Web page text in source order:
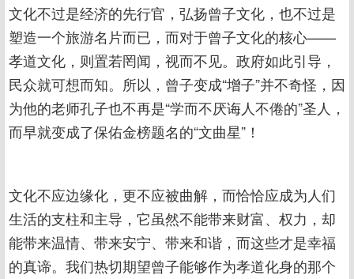
文化不过是经济的先行官，弘扬曾子文化，也不过是
塑造一个旅游名片而已，而对于曾子文化的核心——
孝道文化，则置若罔闻，视而不见。政府如此引导，
民众就可想而知。所以，曾子变成“增子”并不奇怪，因
为他的老师孔子也不再是“学而不厌诲人不倦的”圣人，
而早就变成了保佑金榜题名的“文曲星”！
文化不应边缘化，更不应被曲解，而恰恰应成为人们
生活的支柱和主导，它虽然不能带来财富、权力，却
能带来温情、带来安宁、带来和谐，而这些才是幸福
的真谛。我们热切期望曾子能够作为孝道化身的那个